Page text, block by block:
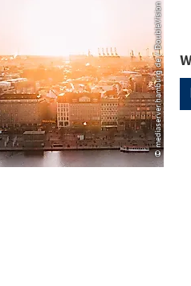
© mediaserver.hamburg.de / DoubleVision